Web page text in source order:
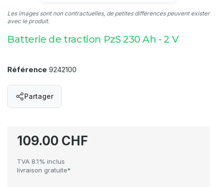
Les images sont non contractuelles, de petites différences peuvent exister
avec le produit.
Batterie de traction PzS 230 Ah - 2 V
Référence 9242100
Partager
109.00 CHF
TVA 8.1% inclus
livraison gratuite*